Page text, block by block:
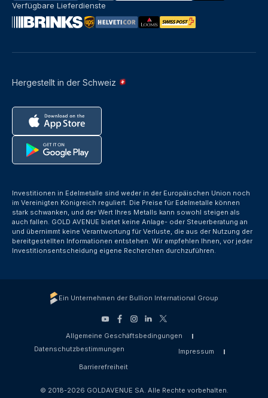
Hergestellt in der Schweiz
Verfügbare Lieferdienste
Investitionen in Edelmetalle sind weder in der Europäischen Union noch
im Vereinigten Königreich reguliert. Die Preise für Edelmetalle können
stark schwanken, und der Wert Ihres Metalls kann sowohl steigen als
auch fallen. GOLD AVENUE bietet keine Anlage- oder Steuerberatung an
und übernimmt keine Verantwortung für Verluste, die aus der Nutzung der
bereitgestellten Informationen entstehen. Wir empfehlen Ihnen, vor jeder
Investitionsentscheidung eigene Recherchen durchzuführen.
Ein Unternehmen der Bullion International Group
Allgemeine Geschäftsbedingungen
Datenschutzbestimmungen
Impressum
Barrierefreiheit
© 2018-2026 GOLDAVENUE SA. Alle Rechte vorbehalten.